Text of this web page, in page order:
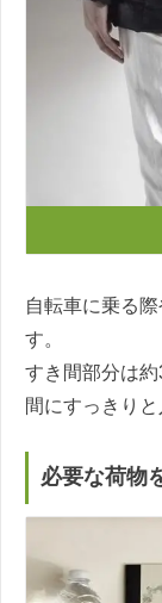
自転車に乗る
す。
すき間部分は
間にすっきりと
必要な荷物